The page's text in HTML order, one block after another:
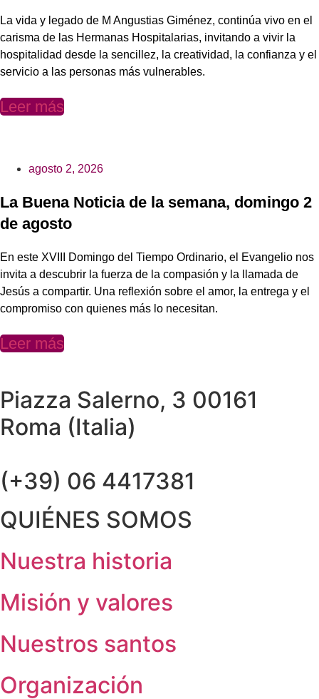
La vida y legado de M Angustias Giménez, continúa vivo en el
carisma de las Hermanas Hospitalarias, invitando a vivir la
hospitalidad desde la sencillez, la creatividad, la confianza y el
servicio a las personas más vulnerables.
Leer más
agosto 2, 2026
La Buena Noticia de la semana, domingo 2
de agosto
En este XVIII Domingo del Tiempo Ordinario, el Evangelio nos
invita a descubrir la fuerza de la compasión y la llamada de
Jesús a compartir. Una reflexión sobre el amor, la entrega y el
compromiso con quienes más lo necesitan.
Leer más
Piazza Salerno, 3 00161
Roma (Italia)
(+39) 06 4417381
QUIÉNES SOMOS
Nuestra historia
Misión y valores
Nuestros santos
Organización